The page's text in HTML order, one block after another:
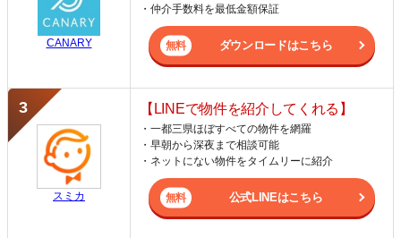
CANARY
・仲介手数料を最低金額保証
ダウンロードはこちら
スミカ
【LINEで物件を紹介してくれる】
・一都三県ほぼすべての物件を網羅
・早朝から深夜まで相談可能
・ネットにない物件をタイムリーに紹介
公式LINEはこちら